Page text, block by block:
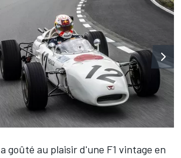
a goûté au plaisir d'une F1 vintage en